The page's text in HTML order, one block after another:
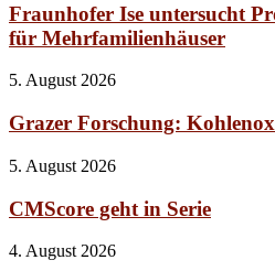
Fraunhofer Ise untersucht
für Mehrfamilienhäuser
5. August 2026
Grazer Forschung:
5. August 2026
CMScore geht in Serie
4. August 2026